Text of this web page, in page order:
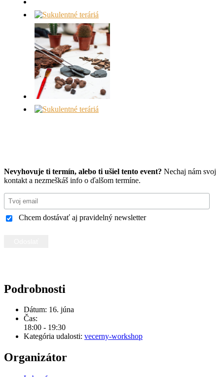
Nevyhovuje ti termín, alebo ti ušiel tento event? Nechaj nám svoj
kontakt a nezmeškáš info o ďalšom termíne.
Chcem dostávať aj pravidelný newsletter
Podrobnosti
Dátum: 16. júna
Čas:
18:00 - 19:30
Kategória udalosti: vecerny-workshop
Organizátor